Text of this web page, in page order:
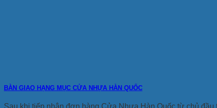
BÀN GIAO HẠNG MỤC CỬA NHỰA HÀN QUỐC